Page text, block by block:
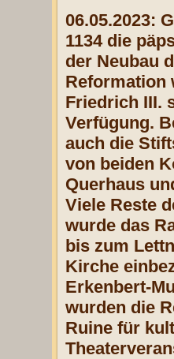
06.05.2023:
1134 die
der Neubau
Reformation
Friedrich III.
Verfügung.
auch die
von beiden
Querhaus
Viele Reste
wurde das
bis zum
Kirche
Erkenbert-
wurden die
Ruine für